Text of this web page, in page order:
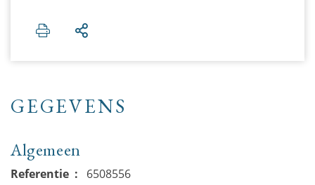
GEGEVENS
Algemeen
Referentie
6508556